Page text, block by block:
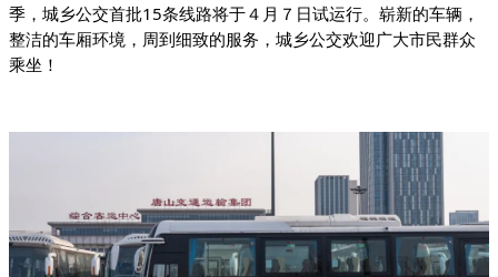
季，城乡公交首批15条线路将于４月７日试运行。崭新的车辆，
整洁的车厢环境，周到细致的服务，城乡公交欢迎广大市民群众
乘坐！